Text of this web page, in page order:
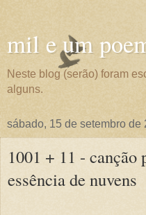
mil e um
Neste blog (serão) foram
alguns.
sábado, 15 de setembro de
1001 + 11 - canção
essência de nuvens